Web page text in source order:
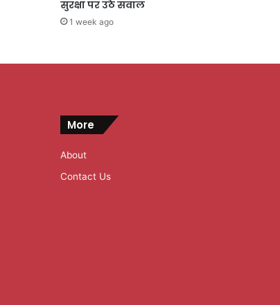
सुरक्षा पर उठे सवाल
1 week ago
More
About
Contact Us